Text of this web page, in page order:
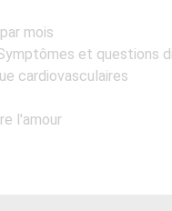
mois
et questions
cardiovasculaires
l'amour